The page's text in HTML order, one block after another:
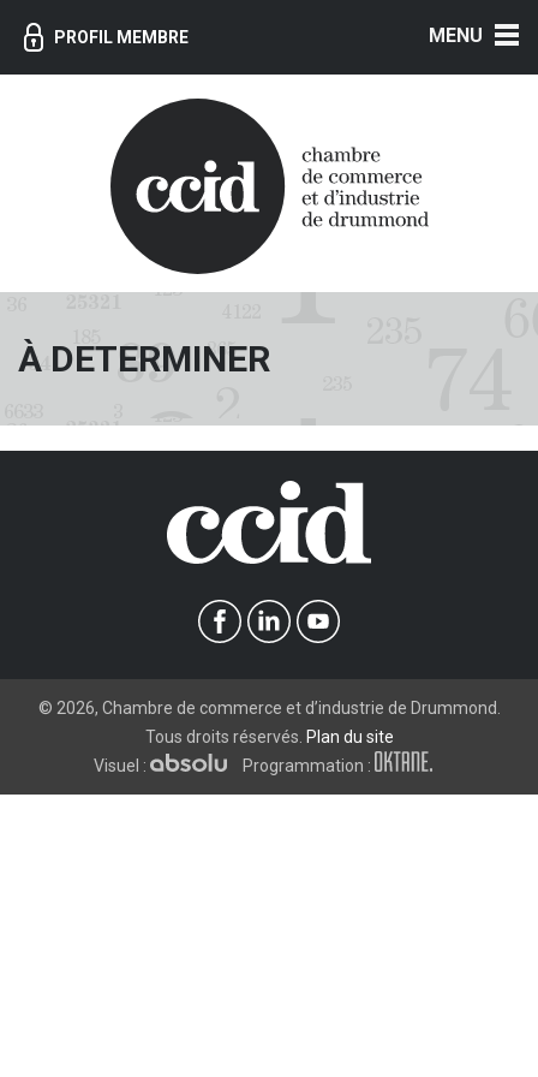
PROFIL MEMBRE
À DETERMINER
© 2026, Chambre de commerce et d’industrie de Drummond.
Tous droits réservés. Plan du site
Visuel :
Programmation :
MENU